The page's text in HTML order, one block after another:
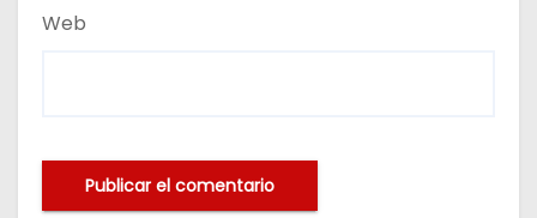
Web